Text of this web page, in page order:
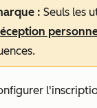
: Seuls les